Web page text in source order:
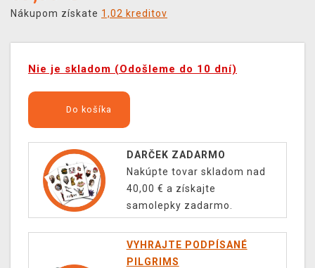
Nákupom získate 1,02 kreditov
Nie je skladom (Odošleme do 10 dní)
Do košíka
DARČEK ZADARMO
Nakúpte tovar skladom nad
40,00 € a získajte
samolepky zadarmo.
VYHRAJTE PODPÍSANÉ
PILGRIMS